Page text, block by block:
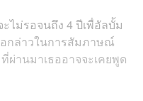
ไม่รอจนถึง 4 ปีเพื่อัลบั้ม
อกล่าวในการสัมภาษณ์
านมาเธออาจจะเคยพูด